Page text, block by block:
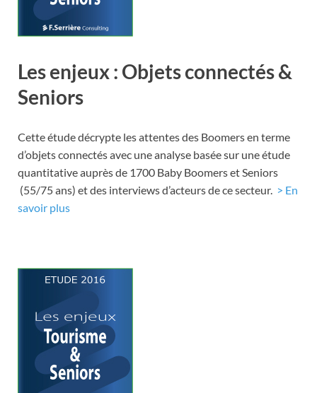
Les enjeux : Objets connectés &
Seniors
Cette étude décrypte les attentes des Boomers en terme
d’objets connectés avec une analyse basée sur une étude
quantitative auprès de 1700 Baby Boomers et Seniors
(55/75 ans) et des interviews d’acteurs de ce secteur. > En
savoir plus